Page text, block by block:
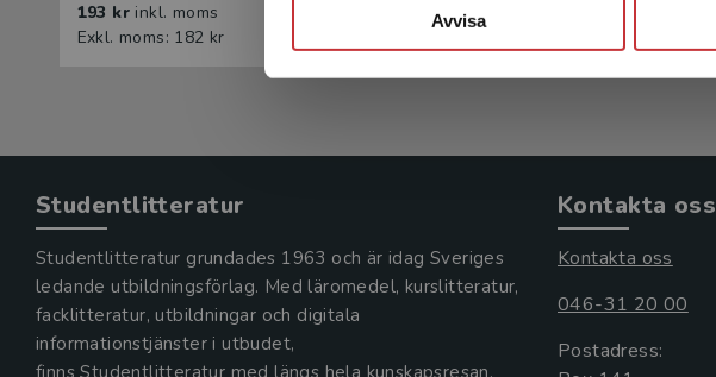
Avvisa
193 kr inkl. moms
Exkl. moms: 182 kr
312 kr
Studentlitteratur
Studentlitteratur grundades 1963 och är idag Sveriges
ledande utbildningsförlag. Med läromedel, kurslitteratur,
facklitteratur, utbildningar och digitala
informationstjänster i utbudet,
Kontakta oss
Kontakta oss
046-31 20 00
Postadress: